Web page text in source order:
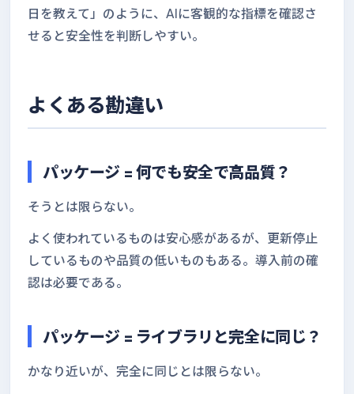
日を教えて」のように、AIに客観的な指標を確認さ
せると安全性を判断しやすい。
よくある勘違い
パッケージ = 何でも安全で高品質？
そうとは限らない。
よく使われているものは安心感があるが、更新停止
しているものや品質の低いものもある。導入前の確
認は必要である。
パッケージ = ライブラリと完全に同じ？
かなり近いが、完全に同じとは限らない。